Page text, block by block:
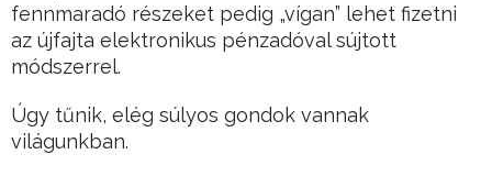
fennmaradó részeket pedig „vígan” lehet fizetni
az újfajta elektronikus pénzadóval sújtott
módszerrel.
Úgy tűnik, elég súlyos gondok vannak
világunkban.